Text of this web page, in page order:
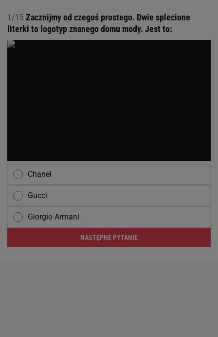
1/15 Zacznijmy od czegoś prostego. Dwie splecione
literki to logotyp znanego domu mody. Jest to:
Chanel
Gucci
Giorgio Armani
NASTĘPNE PYTANIE